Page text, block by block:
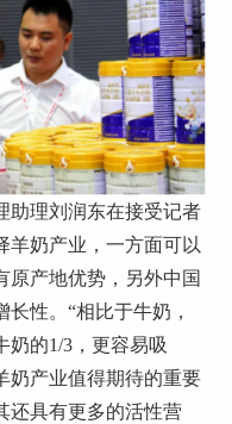
理刘润东在接受记者
羊奶产业，一方面可以
原产地优势，另外中国
性。“相比于牛奶，
奶的1/3，更容易吸
奶产业值得期待的重要
还具有更多的活性营